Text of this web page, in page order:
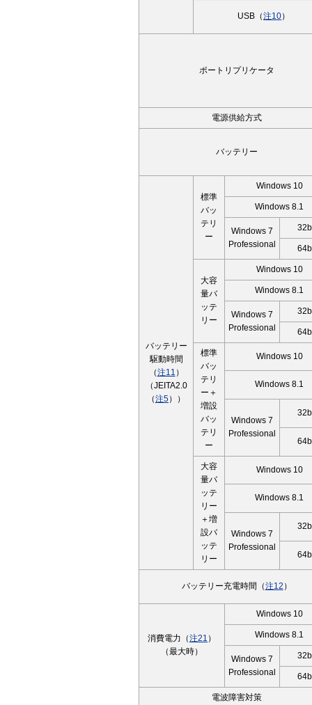
USB（注10）
ポートリプリケータ
電源供給方式
バッテリー
バッテリー
駆動時間
（注11 ）
（JEITA2.0
（注5））
標準
バッ
テリ
ー
Windows 10
Windows 8.1
Windows 7
Professional
大容
量バ
ッテ
リー
Windows 10
Windows 8.1
Windows 7
Professional
標準
バッ
テリ
ー＋
増設
バッ
テリ
ー
Windows 10
Windows 8.1
Windows 7
Professional
大容
量バ
ッテ
リー
＋増
設バ
ッテ
リー
Windows 10
Windows 8.1
Windows 7
Professional
バッテリー充電時間（注12 ）
消費電力（注21 ）
（最大時）
Windows 10
Windows 8.1
Windows 7
Professional
電波障害対策